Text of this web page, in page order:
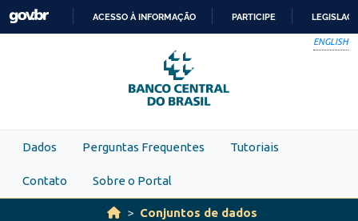
Skip to main content
PARA
O
CONTEÚDO
ACESSO À INFORMAÇÃO PARTICIPE
ENGLISH
Dados Perguntas Frequentes Tutoriais
Contato Sobre o Portal
Conjuntos de dados